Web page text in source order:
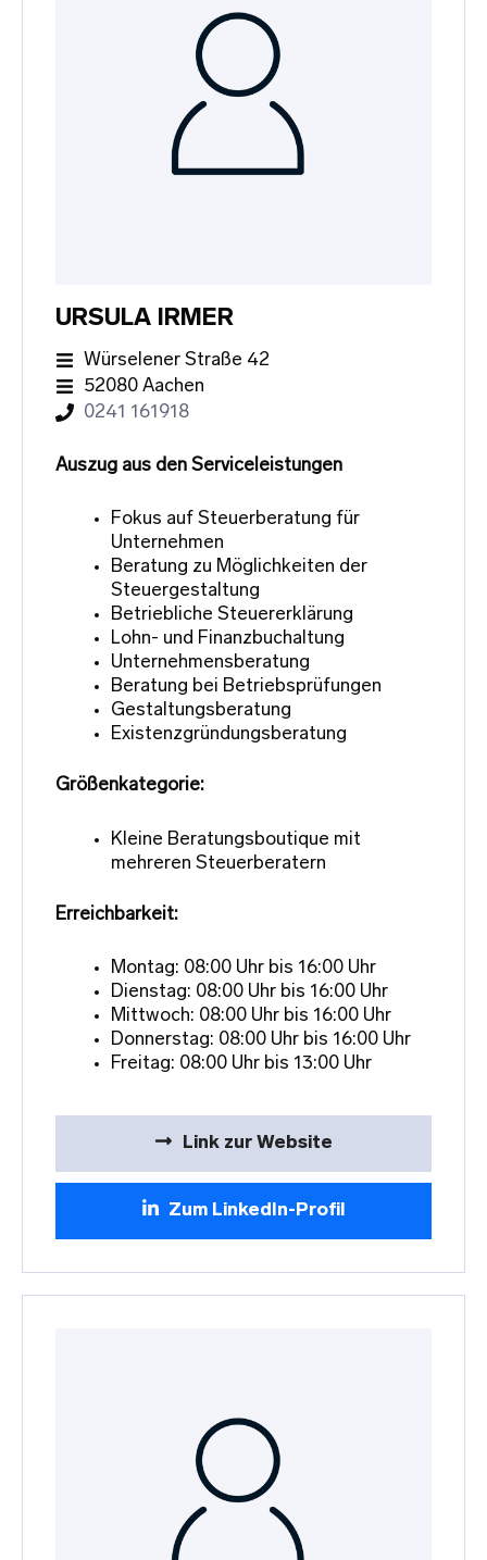
URSULA IRMER
Würselener Straße 42
52080 Aachen
0241 161918
Auszug aus den Serviceleistungen
Fokus auf Steuerberatung für
Unternehmen
Beratung zu Möglichkeiten der
Steuergestaltung
Betriebliche Steuererklärung
Lohn- und Finanzbuchaltung
Unternehmensberatung
Beratung bei Betriebsprüfungen
Gestaltungsberatung
Existenzgründungsberatung
Größenkategorie:
Kleine Beratungsboutique mit
mehreren Steuerberatern
Erreichbarkeit:
Montag: 08:00 Uhr bis 16:00 Uhr
Dienstag: 08:00 Uhr bis 16:00 Uhr
Mittwoch: 08:00 Uhr bis 16:00 Uhr
Donnerstag: 08:00 Uhr bis 16:00 Uhr
Freitag: 08:00 Uhr bis 13:00 Uhr
Link zur Website
Zum LinkedIn-Profil